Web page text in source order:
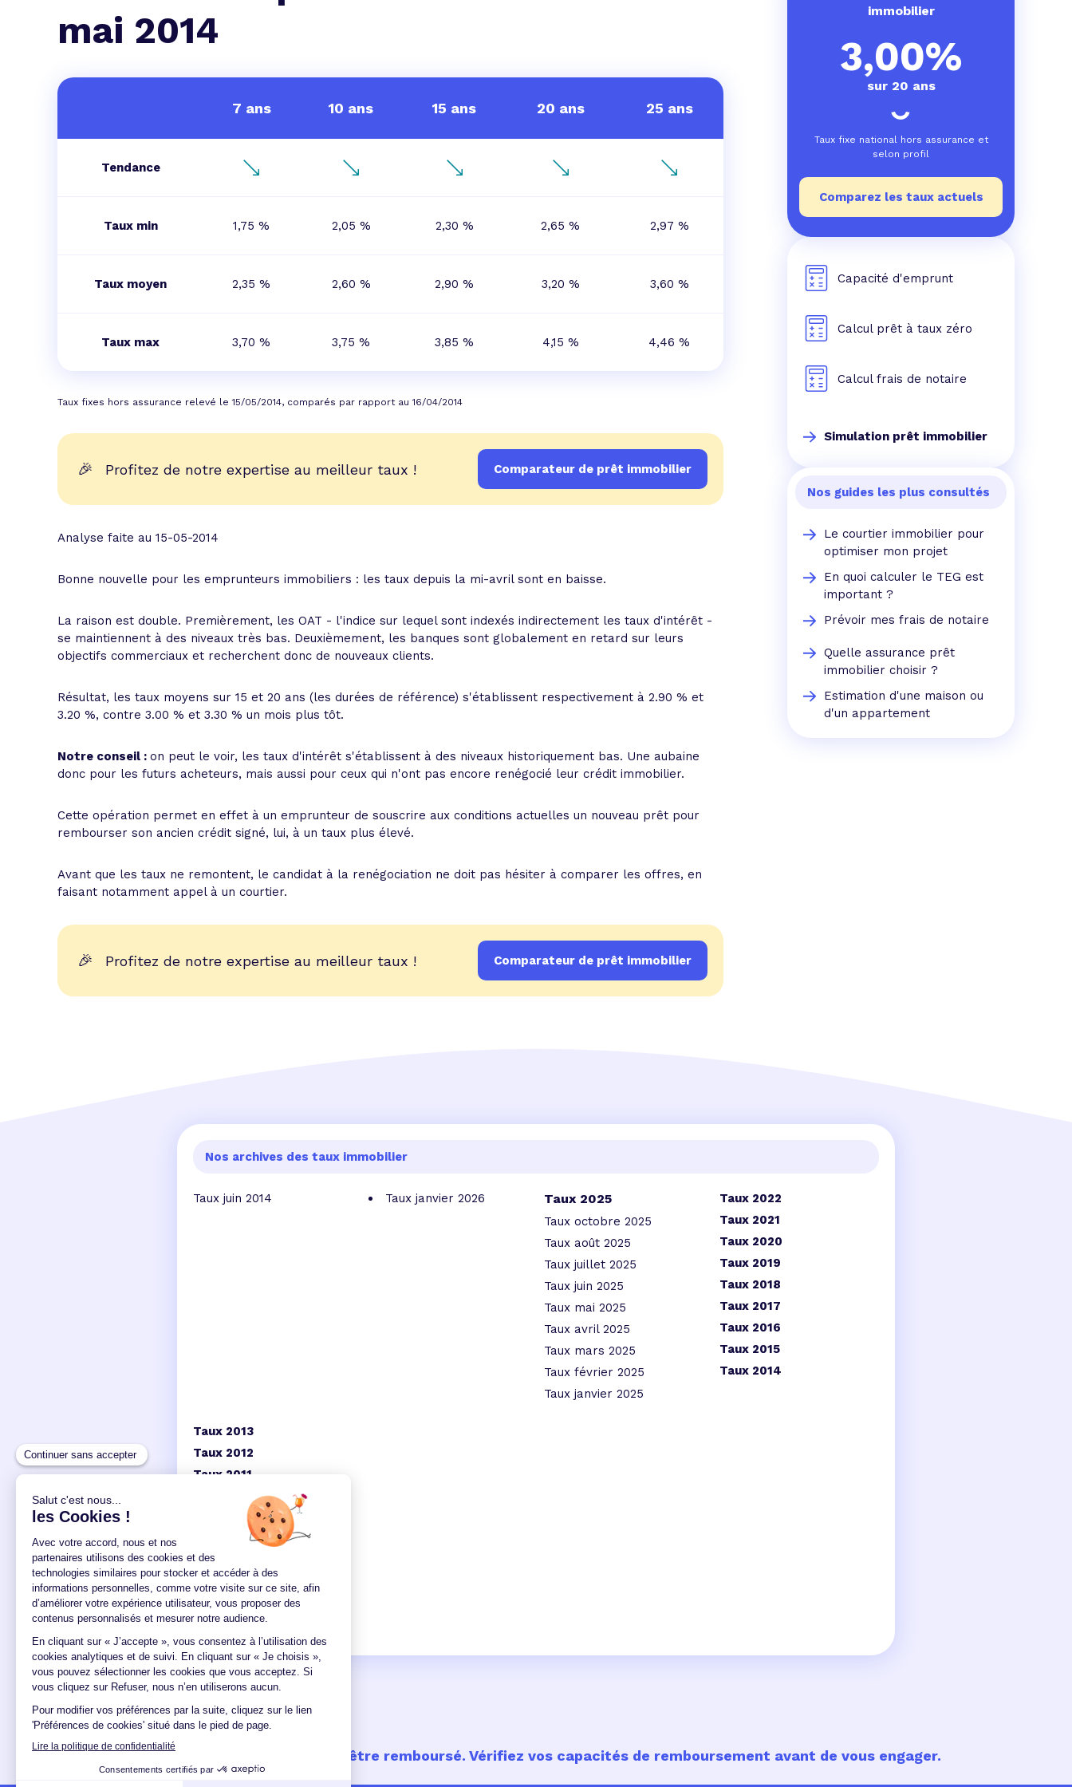
Profitez de notre expertise au meilleur taux !
Trouvez votre prêt conso au meilleur taux !
Toutes les simulations de rachat de crédit
Bénéficiez de notre expertise en regroupement de crédits
mai 2014
7 ans 10 ans 15 ans 20 ans 25 ans
Tendance
Taux min 1,75 % 2,05 % 2,30 % 2,65 % 2,97 %
Taux moyen 2,35 % 2,60 % 2,90 % 3,20 % 3,60 %
Taux max 3,70 % 3,75 % 3,85 % 4,15 % 4,46 %
Taux fixes hors assurance relevé le 15/05/2014, comparés par rapport au 16/04/2014
🎉 Profitez de notre expertise au meilleur taux ! Comparateur de prêt immobilier
Analyse faite au 15-05-2014
Bonne nouvelle pour les emprunteurs immobiliers : les taux depuis la mi-avril sont en baisse.
La raison est double. Premièrement, les OAT - l'indice sur lequel sont indexés indirectement les taux d'intérêt -
se maintiennent à des niveaux très bas. Deuxièmement, les banques sont globalement en retard sur leurs
objectifs commerciaux et recherchent donc de nouveaux clients.
Résultat, les taux moyens sur 15 et 20 ans (les durées de référence) s'établissent respectivement à 2.90 % et
3.20 %, contre 3.00 % et 3.30 % un mois plus tôt.
Notre conseil : on peut le voir, les taux d'intérêt s'établissent à des niveaux historiquement bas. Une aubaine
donc pour les futurs acheteurs, mais aussi pour ceux qui n'ont pas encore renégocié leur crédit immobilier.
Cette opération permet en effet à un emprunteur de souscrire aux conditions actuelles un nouveau prêt pour
rembourser son ancien crédit signé, lui, à un taux plus élevé.
Avant que les taux ne remontent, le candidat à la renégociation ne doit pas hésiter à comparer les offres, en
faisant notamment appel à un courtier.
🎉 Profitez de notre expertise au meilleur taux ! Comparateur de prêt immobilier
immobilier
3,00%
sur 20 ans
Taux fixe national hors assurance et
selon profil
Comparez les taux actuels
Capacité d'emprunt
Calcul prêt à taux zéro
Calcul frais de notaire
Simulation prêt immobilier
Nos guides les plus consultés
Le courtier immobilier pour
optimiser mon projet
En quoi calculer le TEG est
important ?
Prévoir mes frais de notaire
Quelle assurance prêt
immobilier choisir ?
Estimation d'une maison ou
d'un appartement
Nos archives des taux immobilier
Taux juin 2014 Taux janvier 2026 Taux 2025
Taux octobre 2025
Taux août 2025
Taux juillet 2025
Taux juin 2025
Taux mai 2025
Taux avril 2025
Taux mars 2025
Taux février 2025
Taux janvier 2025
Taux 2022
Taux 2021
Taux 2020
Taux 2019
Taux 2018
Taux 2017
Taux 2016
Taux 2015
Taux 2014
Taux 2013
Taux 2012
Taux 2011
Taux 2009
Taux 2008
Taux 2007
Un crédit vous engage et doit être remboursé. Vérifiez vos capacités de remboursement avant de vous engager.